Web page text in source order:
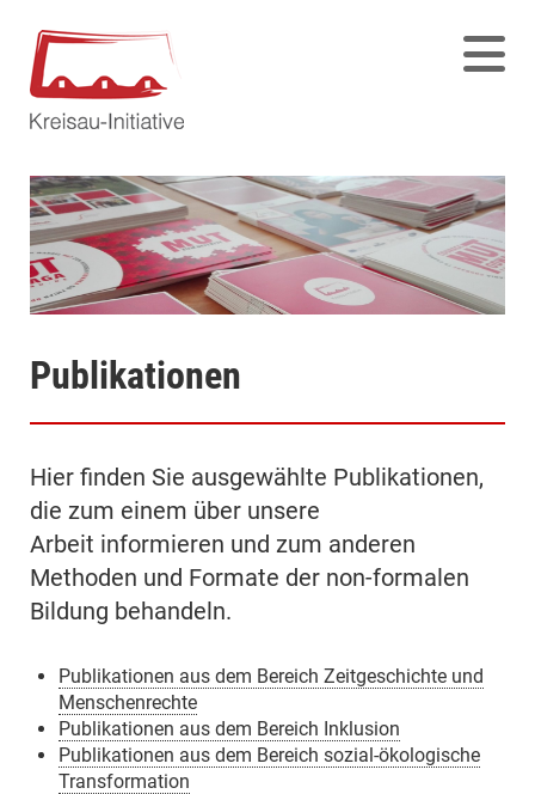
Publikationen
Hier finden Sie ausgewählte Publikationen,
die zum einem über unsere
Arbeit informieren und zum anderen
Methoden und Formate der non-formalen
Bildung behandeln.
Publikationen aus dem Bereich Zeitgeschichte und
Menschenrechte
Publikationen aus dem Bereich Inklusion
Publikationen aus dem Bereich sozial-ökologische
Transformation